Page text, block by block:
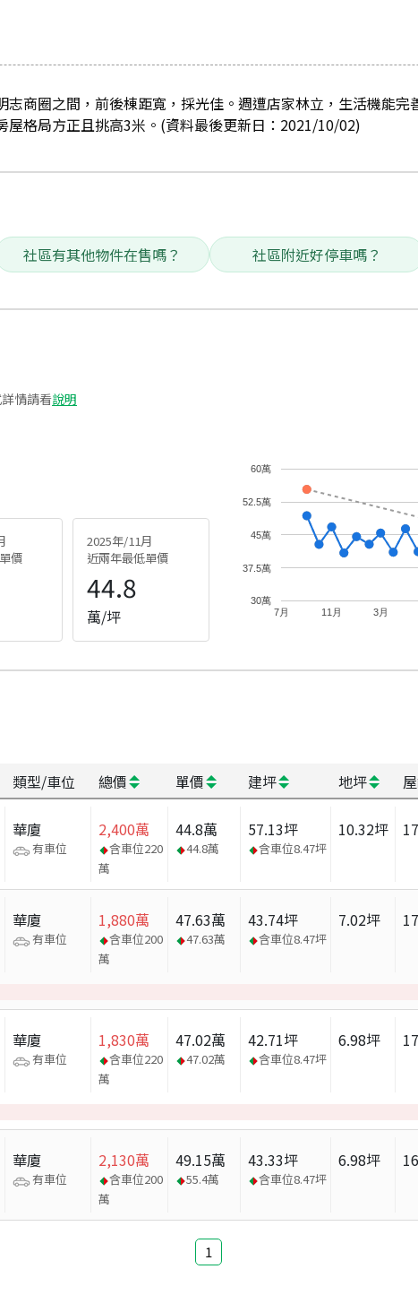
志商圈之間，前後棟距寬，採光佳。週遭店家林立，生活機能完
屋格局方正且挑高3米。(資料最後更新日：2021/10/02)
社區有其他物件在售嗎？ 社區附近好停車嗎？
情請看說明
價
2025年/11月
近兩年最低單價
44.8
萬/坪 7月 11月 3月
30萬
37.5萬
45萬
52.5萬
60萬
類型/車位 總價 單價 建坪 地坪
華廈
有車位
2,400萬
含車位220
萬
44.8萬
44.8萬
57.13坪
含車位8.47坪
10.32坪
華廈
有車位
1,880萬
含車位200
萬
47.63萬
47.63萬
43.74坪
含車位8.47坪
7.02坪
華廈
有車位
1,830萬
含車位220
萬
47.02萬
47.02萬
42.71坪
含車位8.47坪
6.98坪
華廈
有車位
2,130萬
含車位200
萬
49.15萬
55.4萬
43.33坪
含車位8.47坪
6.98坪
1